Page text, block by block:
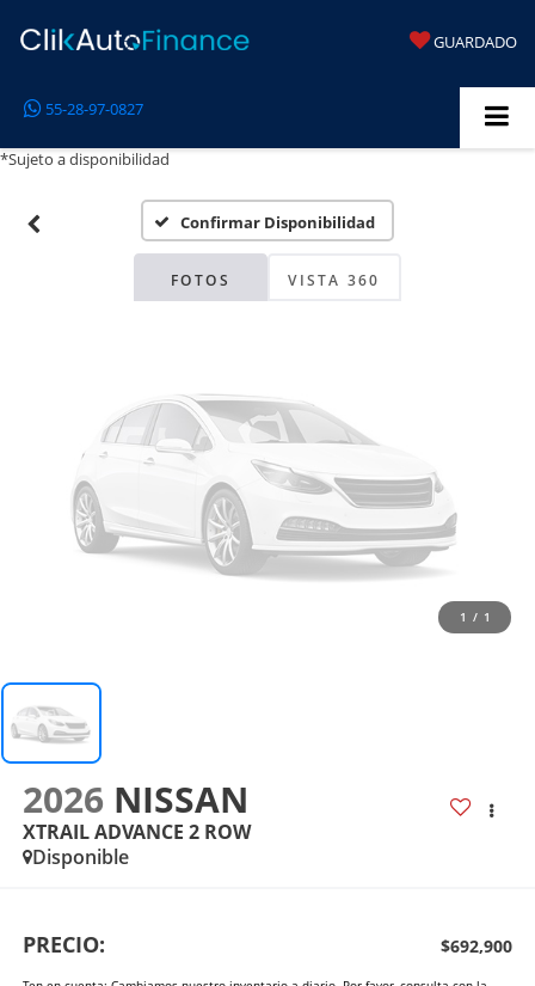
GUARDADO
55-28-97-0827
*Sujeto a disponibilidad
Confirmar Disponibilidad
FOTOS VISTA 360
Disponibles
Por favor, revise luego
1 / 1
2026 NISSAN
XTRAIL ADVANCE 2 ROW
Disponible
PRECIO: $692,900